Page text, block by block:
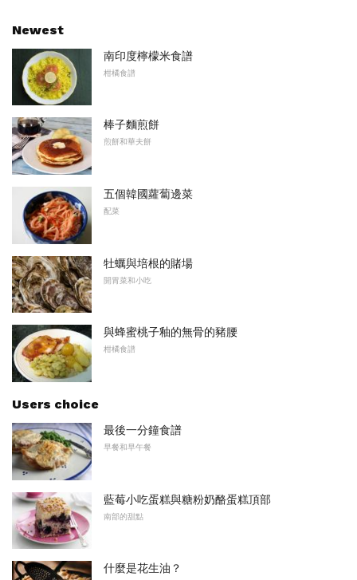
Newest
南印度檸檬米食譜
柑橘食譜
棒子麵煎餅
煎餅和華夫餅
五個韓國蘿蔔邊菜
配菜
牡蠣與培根的賭場
開胃菜和小吃
與蜂蜜桃子釉的無骨的豬腰
柑橘食譜
Users choice
最後一分鐘食譜
早餐和早午餐
藍莓小吃蛋糕與糖粉奶酪蛋糕頂部
南部的甜點
什麼是花生油？